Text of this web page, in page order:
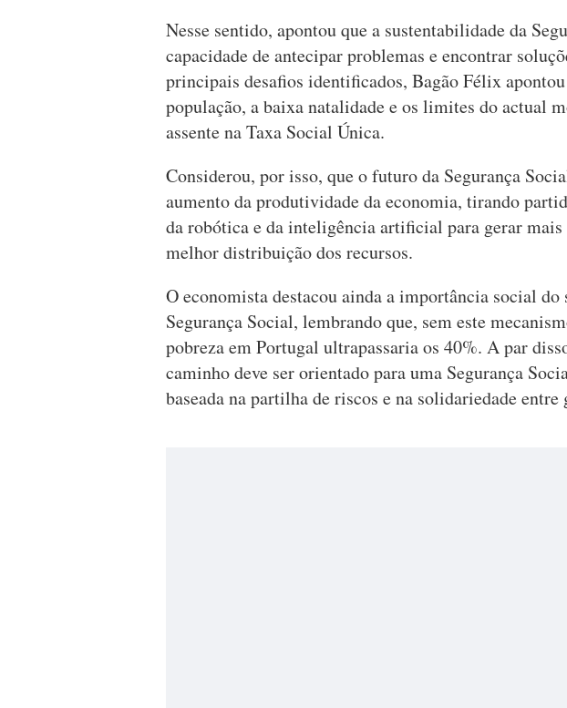
Nesse sentido, apontou que a sustentabilidade da
capacidade de antecipar problemas e encontrar
principais desafios identificados, Bagão Félix
população, a baixa natalidade e os limites do actual
assente na Taxa Social Única.
Considerou, por isso, que o futuro da Segurança
aumento da produtividade da economia, tirando
da robótica e da inteligência artificial para gerar
melhor distribuição dos recursos.
O economista destacou ainda a importância social
Segurança Social, lembrando que, sem este
pobreza em Portugal ultrapassaria os 40%. A par
caminho deve ser orientado para uma Segurança
baseada na partilha de riscos e na solidariedade entre